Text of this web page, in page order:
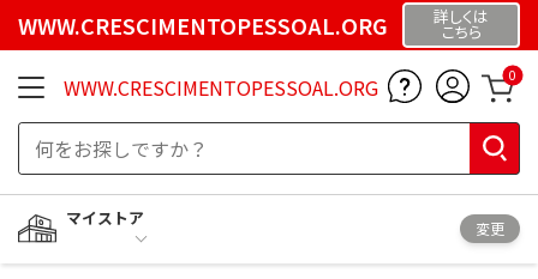
WWW.CRESCIMENTOPESSOAL.ORG 詳しくは
こちら
WWW.CRESCIMENTOPESSOAL.ORG 0
マイストア
変更